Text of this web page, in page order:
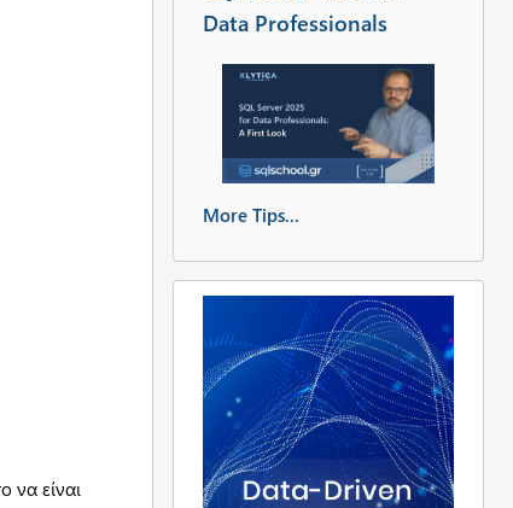
να είναι
Data Professionals
More Tips...